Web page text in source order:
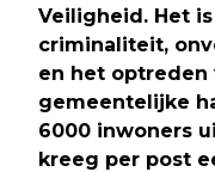
Veiligheid. Het
criminaliteit,
en het optreden
gemeentelijke
6000 inwoners
kreeg per post